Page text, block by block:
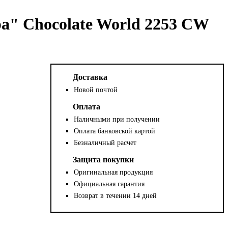
Chocolate World 2253 CW
Доставка
Новой почтой
Оплата
Наличными при получении
Оплата банковской картой
Безналичный расчет
Защита покупки
Оригинальная продукция
Официальная гарантия
Возврат в течении 14 дней